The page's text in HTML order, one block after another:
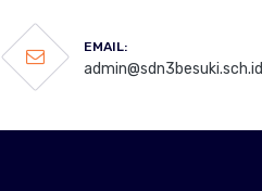
EMAIL:
admin@sdn3besuki.sch.id